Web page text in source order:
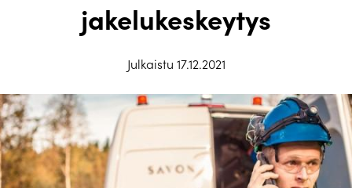
jakelukeskeytys
Julkaistu 17.12.2021